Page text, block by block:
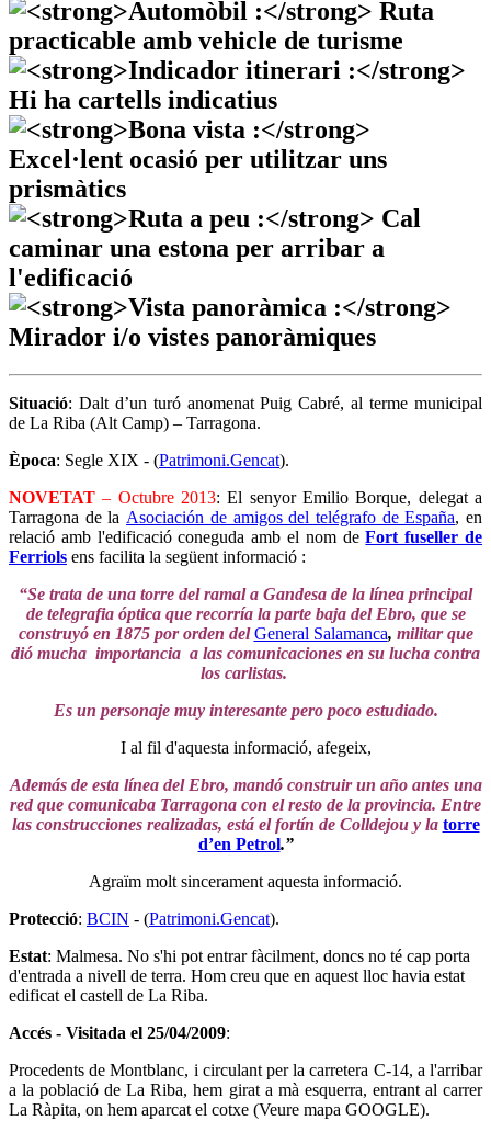
Situació: Dalt d’un turó anomenat Puig Cabré, al terme municipal
de La Riba (Alt Camp) – Tarragona.
Època: Segle XIX - (Patrimoni.Gencat).
NOVETAT – Octubre 2013: El senyor Emilio Borque, delegat a
Tarragona de la Asociación de amigos del telégrafo de España, en
relació amb l'edificació coneguda amb el nom deFort fuseller de
Ferriols ens facilita la següent informació :
“Se trata de una torre del ramal a Gandesa de la línea principal
de telegrafia óptica que recorría la parte baja del Ebro, que se
construyó en 1875 por orden delGeneral Salamanca, militar que
dió mucha importancia a las comunicaciones en su lucha contra
los carlistas.
Es un personaje muy interesante pero poco estudiado.
I al fil d'aquesta informació, afegeix,
Además de esta línea del Ebro, mandó construir un año antes una
red que comunicaba Tarragona con el resto de la provincia. Entre
las construcciones realizadas, está el fortín de Colldejou y la torre
d’en Petrol.”
Agraïm molt sincerament aquesta informació.
Protecció: BCIN - (Patrimoni.Gencat).
Estat: Malmesa. No s'hi pot entrar fàcilment, doncs no té cap porta
d'entrada a nivell de terra. Hom creu que en aquest lloc havia estat
edificat el castell de La Riba.
Accés - Visitada el 25/04/2009:
Procedents de Montblanc, i circulant per la carretera C-14, a l'arribar
a la població de La Riba, hem girat a mà esquerra, entrant al carrer
La Ràpita, on hem aparcat el cotxe (Veure mapa GOOGLE).